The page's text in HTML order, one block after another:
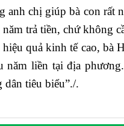
anh chị giúp bà con rất
trả tiền, chứ không
quả kinh tế cao, bà
năm liền tại địa
tiêu biểu”./.